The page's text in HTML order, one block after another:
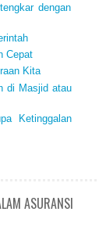
dengan
Cepat
Kita
di Masjid atau
Ketinggalan
ASURANSI